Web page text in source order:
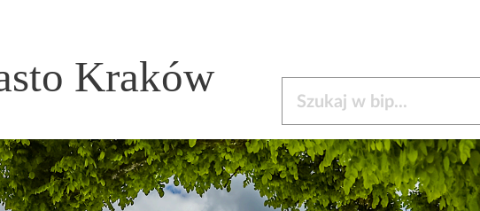
Kraków